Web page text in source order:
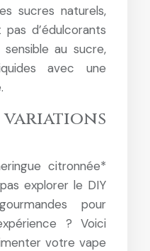
sucres naturels,
d’édulcorants
au sucre,
avec une
citronnée*
explorer le DIY
pour
? Voici
votre vape